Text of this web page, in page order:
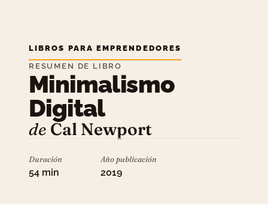
LIBROS PARA EMPRENDEDORES
RESUMEN DE LIBRO
Minimalismo
Digital
de Cal Newport
Duración
54 min
Año publicación
2019